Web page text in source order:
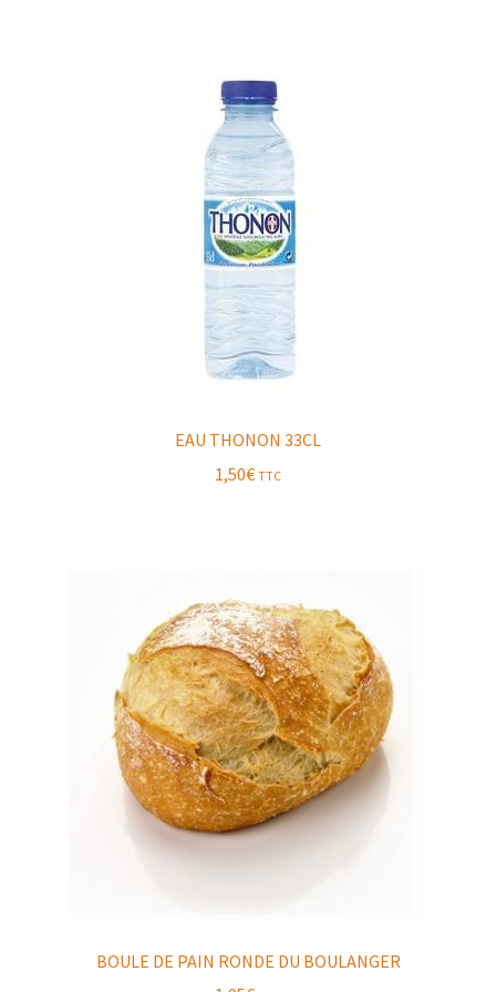
EAU THONON 33CL
1,50€ TTC
BOULE DE PAIN RONDE DU BOULANGER